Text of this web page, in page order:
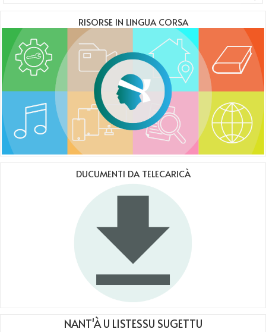
RISORSE IN LINGUA CORSA
DUCUMENTI DA TELECARICÀ
NANT'À U LISTESSU SUGETTU